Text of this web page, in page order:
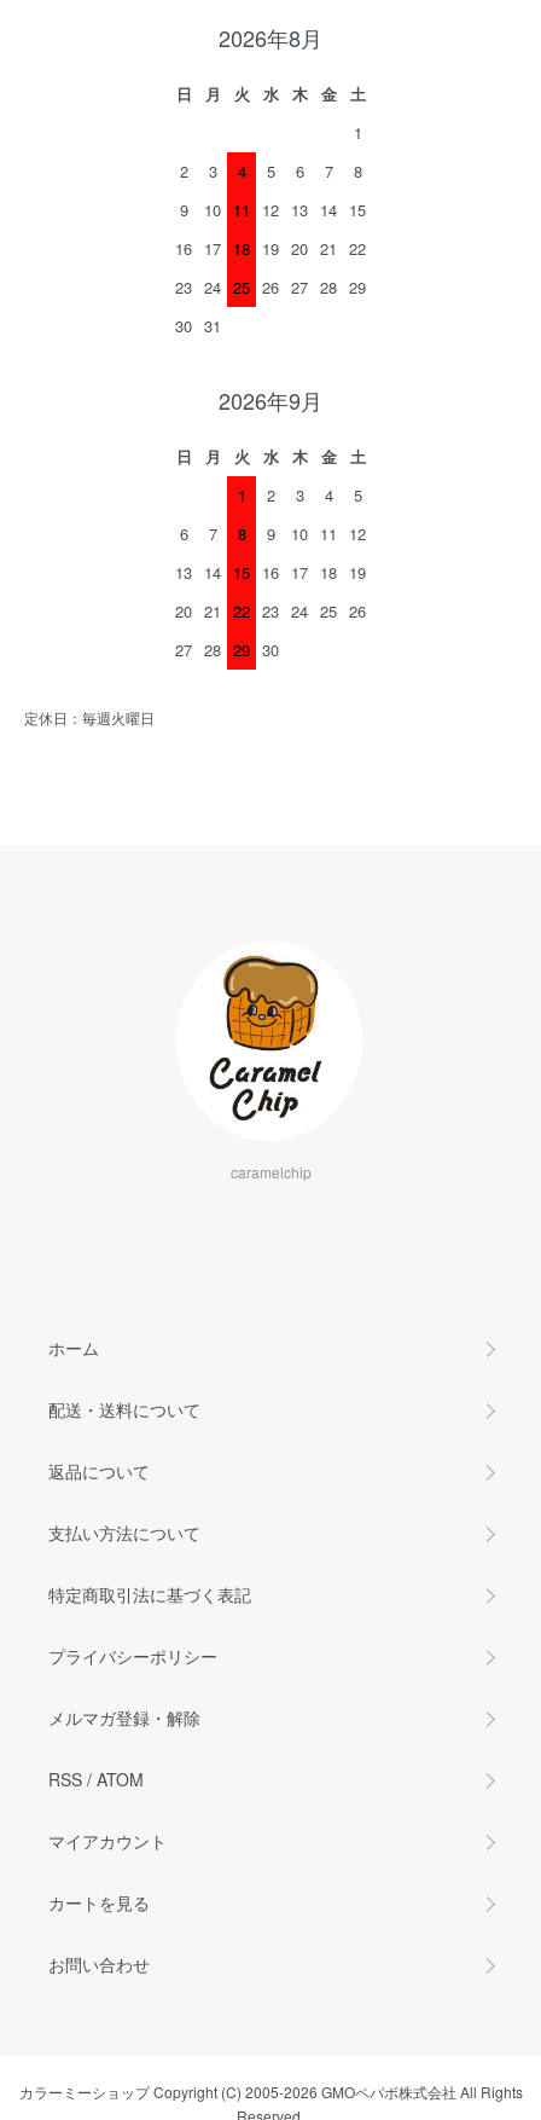
2026年8月
日 月 火 水 木 金
土
1
2
3 4 5 6 7
8
9
10 11 12 13 14 15
16 17 18 19 20 21
22
23 24 25 26 27 28 29
30 31
2026年9月
日 月 火 水 木 金
土
1
2 3 4
5
6
7 8 9 10 11
12
13 14 15 16 17 18 19
20 21 22 23 24 25 26
27 28 29 30
定休日：毎週火曜日
caramelchip
ホーム
配送・送料について
返品について
支払い方法について
特定商取引法に基づく表記
プライバシーポリシー
メルマガ登録・解除
RSS / ATOM
マイアカウント
カートを見る
お問い合わせ
カラーミーショップCopyright (C) 2005-2026 GMOペパボ株式会社 All Rights